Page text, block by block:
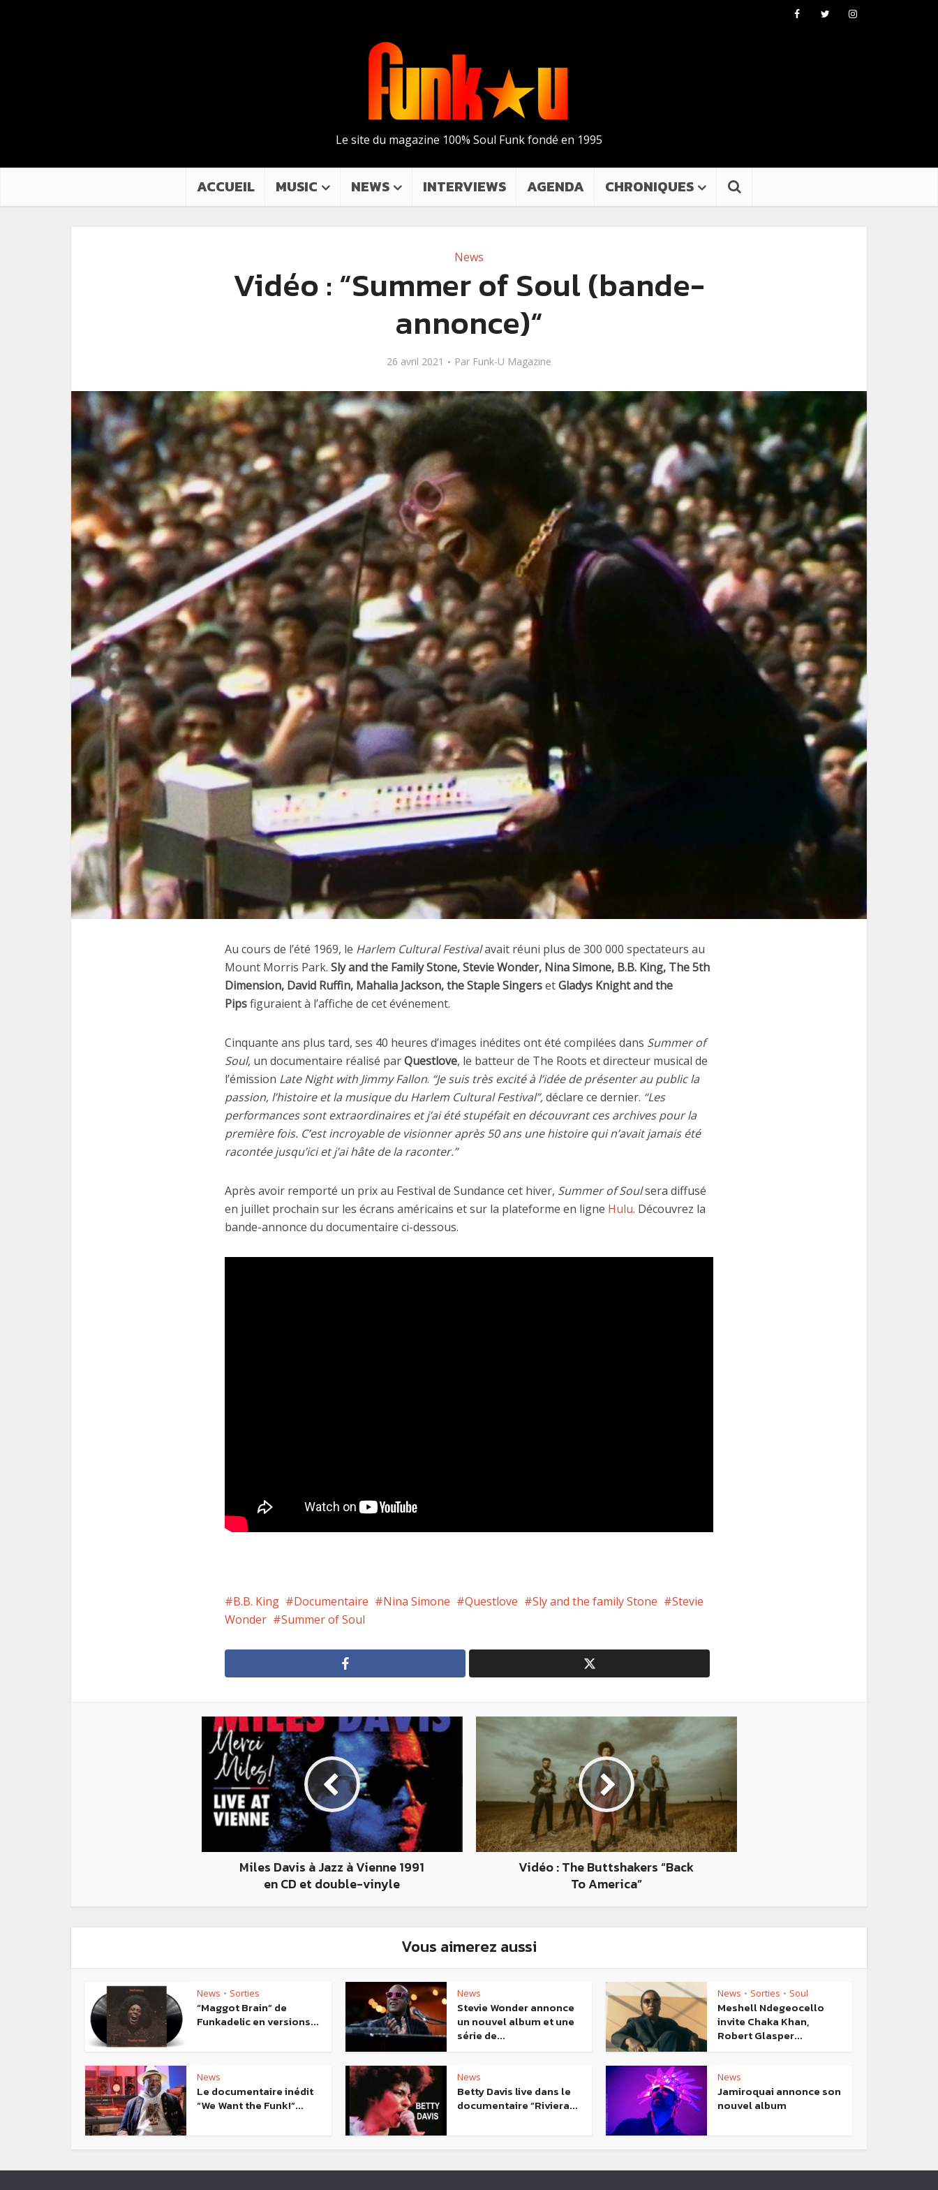
Le site du magazine 100% Soul Funk fondé en 1995
ACCUEIL MUSIC NEWS INTERVIEWS AGENDA CHRONIQUES
News
Vidéo : “Summer of Soul (bande-
annonce)“
26 avril 2021 Par Funk-U Magazine
Au cours de l’été 1969, le Harlem Cultural Festivalavait réuni plus de 300 000 spectateurs au
Mount Morris Park. Sly and the Family Stone, Stevie Wonder, Nina Simone, B.B. King, The 5th
Dimension, David Ruffin, Mahalia Jackson, the Staple SingersetGladys Knight and the
Pipsfiguraient à l’affiche de cet événement.
Cinquante ans plus tard, ses 40 heures d’images inédites ont été compilées dans Summer of
Soul, un documentaire réalisé parQuestlove, le batteur de The Roots et directeur musical de
l’émission Late Night with Jimmy Fallon. “Je suis très excité à l’idée de présenter au public la
passion, l’histoire et la musique du Harlem Cultural Festival”,déclare ce dernier. “Les
performances sont extraordinaires et j’ai été stupéfait en découvrant ces archives pour la
première fois. C’est incroyable de visionner après 50 ans une histoire qui n’avait jamais été
racontée jusqu’ici et j’ai hâte de la raconter.”
Après avoir remporté un prix au Festival de Sundance cet hiver, Summer of Soulsera diffusé
en juillet prochain sur les écrans américains et sur la plateforme en ligne Hulu. Découvrez la
bande-annonce du documentaire ci-dessous.
B.B. King Documentaire Nina Simone Questlove Sly and the family Stone
Stevie
Wonder
Summer of Soul
Miles Davis à Jazz à Vienne 1991
en CD et double-vinyle
Vidéo : The Buttshakers “Back
To America”
Vous aimerez aussi
News • Sorties
“Maggot Brain” de
Funkadelic en versions...
News
Stevie Wonder annonce
un nouvel album et une
série de...
News • Sorties • Soul
Meshell Ndegeocello
invite Chaka Khan,
Robert Glasper...
News
Le documentaire inédit
“We Want the Funk!”...
News
Betty Davis live dans le
documentaire “Riviera...
News
Jamiroquai annonce son
nouvel album